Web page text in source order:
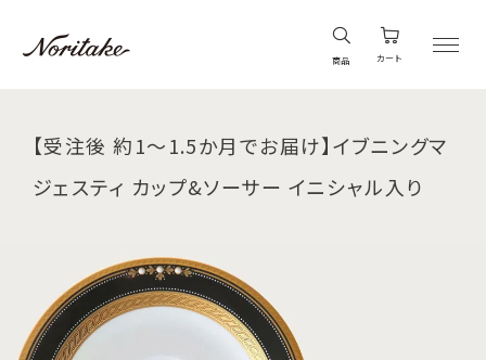
商品 カート
【受注後 約1～1.5か月でお届け】イブニングマ
ジェスティ カップ&ソーサー イニシャル入り